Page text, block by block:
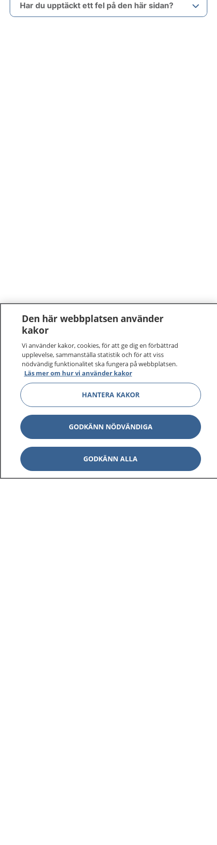
Har du upptäckt ett fel på den här sidan?
Den här webbplatsen använder
kakor
Vi använder kakor, cookies, för att ge dig en förbättrad
upplevelse, sammanställa statistik och för att viss
nödvändig funktionalitet ska fungera på webbplatsen.
Läs mer om hur vi använder kakor
HANTERA KAKOR
GODKÄNN NÖDVÄNDIGA
GODKÄNN ALLA